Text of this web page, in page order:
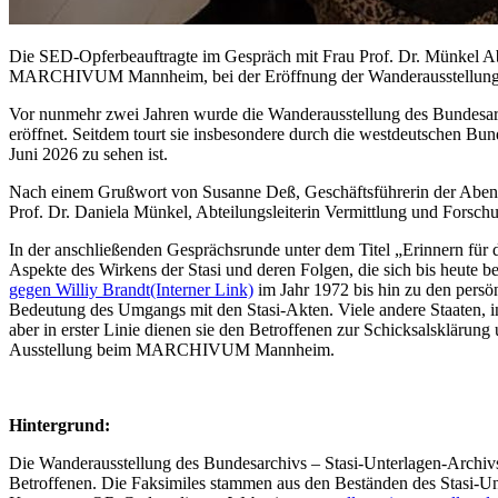
Die SED-Opferbeauftragte im Gespräch mit Frau Prof. Dr. Münkel
MARCHIVUM Mannheim, bei der Eröffnung der
Vor nunmehr zwei Jahren wurde die Wanderausstellung des
eröffnet. Seitdem tourt sie insbesondere durch die westdeutschen
Juni 2026 zu sehen ist.
Nach einem Grußwort von Susanne Deß, Geschäftsführerin der
Prof. Dr. Daniela Münkel, Abteilungsleiterin Vermittlung und
In der anschließenden Gesprächsrunde unter dem Titel „Erinnern
Aspekte des Wirkens der Stasi und deren Folgen, die sich bis
gegen Williy Brandt(Interner Link) im Jahr 1972 bis hin zu den
Bedeutung des Umgangs mit den Stasi-Akten. Viele andere
aber in erster Linie dienen sie den Betroffenen zur
Ausstellung beim MARCHIVUM Mannheim.
Hintergrund:
Die Wanderausstellung des Bundesarchivs – Stasi-Unterlagen-
Betroffenen. Die Faksimiles stammen aus den Beständen des